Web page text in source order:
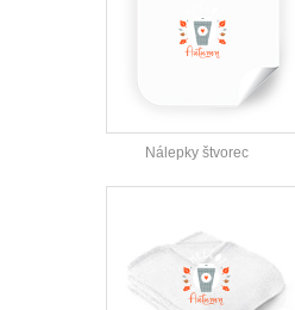
Nálepky štvorec